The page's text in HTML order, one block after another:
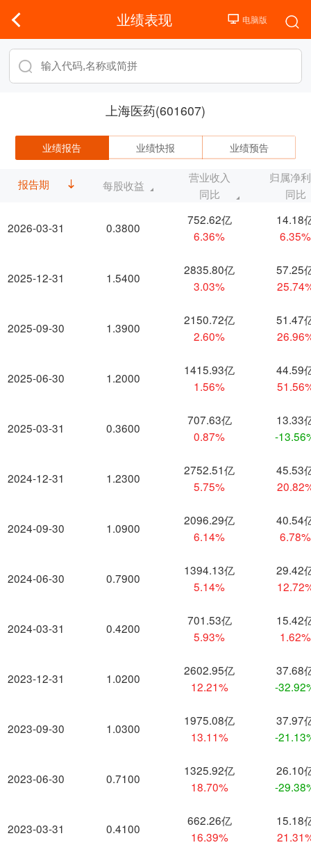
业绩表现
上海医药(601607)
业绩报告 业绩快报 业绩预告
报告期
2026-03-31
2025-12-31
2025-09-30
2025-06-30
2025-03-31
2024-12-31
2024-09-30
2024-06-30
2024-03-31
2023-12-31
2023-09-30
2023-06-30
2023-03-31
每股收益
营业收入
同比
归属净
同比
0.3800
752.62亿
6.36%
14.18
6.35%
1.5400
2835.80亿
3.03%
57.25
1.3900
2150.72亿
2.60%
51.47
1.2000
1415.93亿
1.56%
44.59
0.3600
707.63亿
0.87%
13.33
-
1.2300
2752.51亿
5.75%
45.53
1.0900
2096.29亿
6.14%
40.54
6.78%
0.7900
1394.13亿
5.14%
29.42
0.4200
701.53亿
5.93%
15.42
1.62%
1.0200
2602.95亿
12.21%
37.68
-
1.0300
1975.08亿
13.11%
37.97
-
0.7100
1325.92亿
18.70%
26.10
-
0.4100
662.26亿
16.39%
15.18